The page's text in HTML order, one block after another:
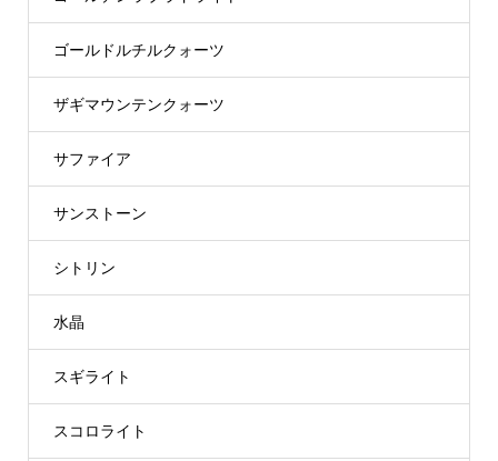
ゴールドルチルクォーツ
ザギマウンテンクォーツ
サファイア
サンストーン
シトリン
水晶
スギライト
スコロライト